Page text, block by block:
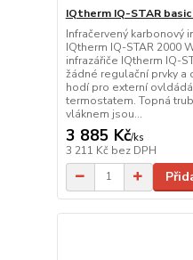
IQtherm IQ-STAR
Infračervený karbonový
IQtherm IQ-STAR 2000
infrazářiče IQtherm IQ-
žádné regulační prvky
hodí pro externí
termostatem. Topná
vláknem jsou...
3 885 Kč/ks
3 211 Kč bez DPH